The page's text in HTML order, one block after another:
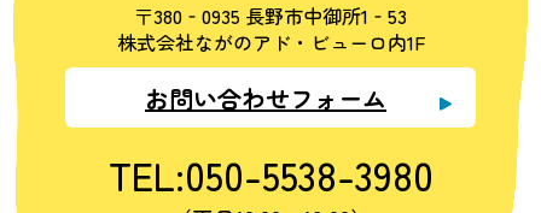
〒380‐0935 長野市中御所1‐53
株式会社ながのアド・ビューロ内1F
お問い合わせフォーム
TEL:050-5538-3980